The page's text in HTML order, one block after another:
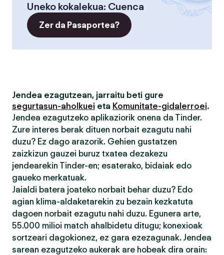
Uneko kokalekua: Cuenca
Zer da Pasaportea?
Jendea ezagutzean, jarraitu beti gure
segurtasun-aholkuei eta Komunitate-gidalerroei.
Jendea ezagutzeko aplikaziorik onena da Tinder.
Zure interes berak dituen norbait ezagutu nahi
duzu? Ez dago arazorik. Gehien gustatzen
zaizkizun gauzei buruz txatea dezakezu
jendearekin Tinder-en; esaterako, bidaiak edo
gaueko merkatuak.
Jaialdi batera joateko norbait behar duzu? Edo
agian klima-aldaketarekin zu bezain kezkatuta
dagoen norbait ezagutu nahi duzu. Egunera arte,
55.000 milioi match ahalbidetu ditugu; konexioak
sortzeari dagokionez, ez gara ezezagunak. Jendea
sarean ezagutzeko aukerak are hobeak dira orain: